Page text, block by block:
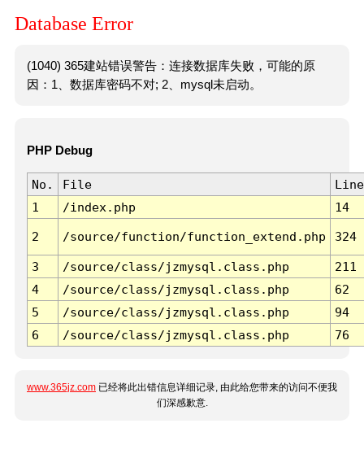
Database Error
(1040) 365建站错误警告：连接数据库失败，可能的原
因：1、数据库密码不对; 2、mysql未启动。
PHP Debug
No. File
Line
1
/index.php 14
2 /source/function/function_extend.php 324
3 /source/class/jzmysql.class.php
211
4
/source/class/jzmysql.class.php
62
5
/source/class/jzmysql.class.php
94
6
/source/class/jzmysql.class.php 76
www.365jz.com 已经将此出错信息详细记录, 由此给您带来的访问不便我
们深感歉意.